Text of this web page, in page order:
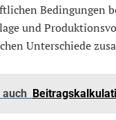
Bedingungen
und
Unterschiede
auch